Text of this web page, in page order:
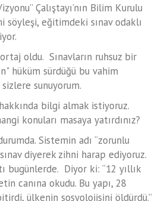
Çalıştayı’nın Bilim Kurulu
söyleşi, eğitimdeki sınav odaklı
oldu. Sınavların ruhsuz bir
hüküm sürdüğü bu vahim
sunuyorum.
bilgi almak istiyoruz.
konuları masaya yatırdınız?
Sistemin adı “zorunlu
diyerek zihni harap ediyoruz.
bugünlerde. Diyor ki: “12 yıllık
canına okudu. Bu yapı, 28
ülkenin sosyolojisini öldürdü.”